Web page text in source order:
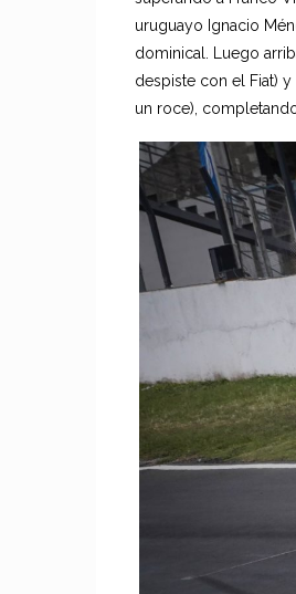
uruguayo Ignacio
dominical. Luego
despiste con el Fiat)
un roce),